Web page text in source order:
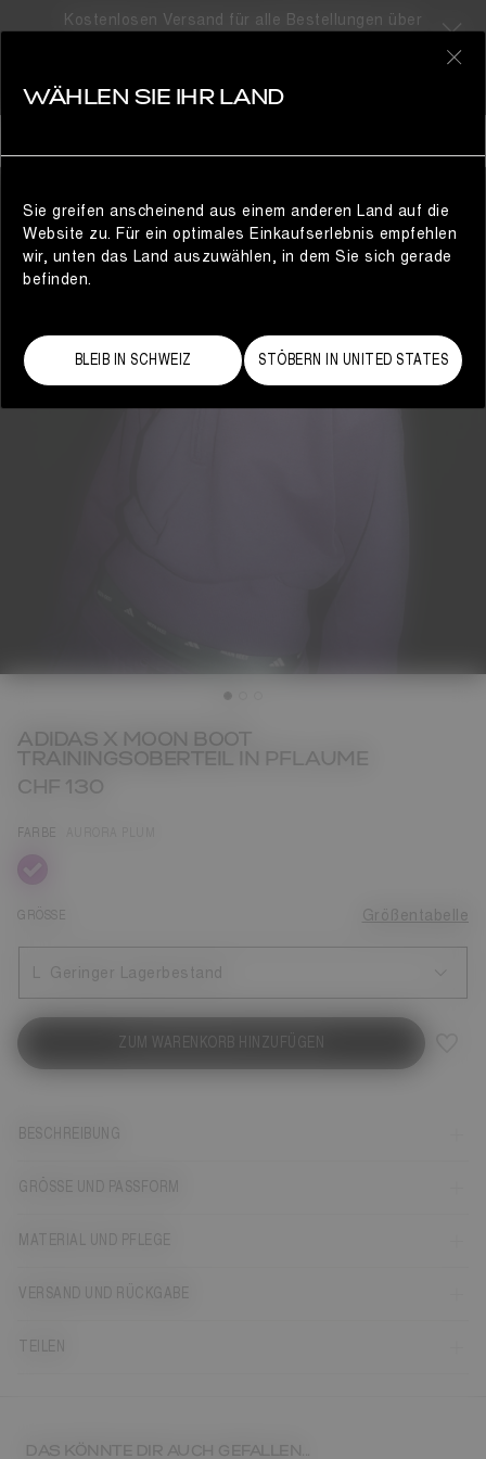
Kostenlosen Versand für alle Bestellungen über
ADIDAS X MOON BOOT
TRAININGSOBERTEIL IN PFLAUME
CHF 130
FARBE
ausgewählt
GRÖSSE Größentabelle
L Geringer Lagerbestand
ZUM WARENKORB HINZUFÜGEN
BESCHREIBUNG
GRÖSSE UND PASSFORM
MATERIAL UND PFLEGE
VERSAND UND RÜCKGABE
TEILEN
DAS KÖNNTE DIR AUCH GEFALLEN...
WÄHLEN SIE IHR LAND
Sie greifen anscheinend aus einem anderen Land auf die
Website zu. Für ein optimales Einkaufserlebnis empfehlen
wir, unten das Land auszuwählen, in dem Sie sich gerade
befinden.
BLEIB IN SCHWEIZ STÖBERN IN UNITED STATES